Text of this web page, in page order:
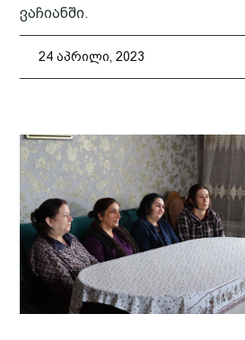
ვაჩიანში.
24 აპრილი, 2023